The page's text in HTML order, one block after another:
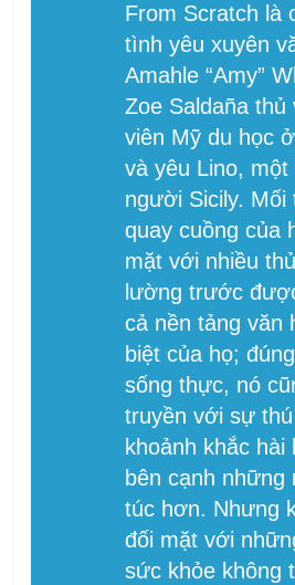
From Scratch là
tình yêu xuyên
Amahle “Amy”
Zoe Saldaña thủ
viên Mỹ du học
và yêu Lino, một
người Sicily. Mối
quay cuồng của
mặt với nhiều
lường trước
cả nền tảng văn
biệt của họ;
sống thực, nó
truyền với sự
khoảnh khắc
bên cạnh những
túc hơn. Nhưng
đối mặt với
sức khỏe không